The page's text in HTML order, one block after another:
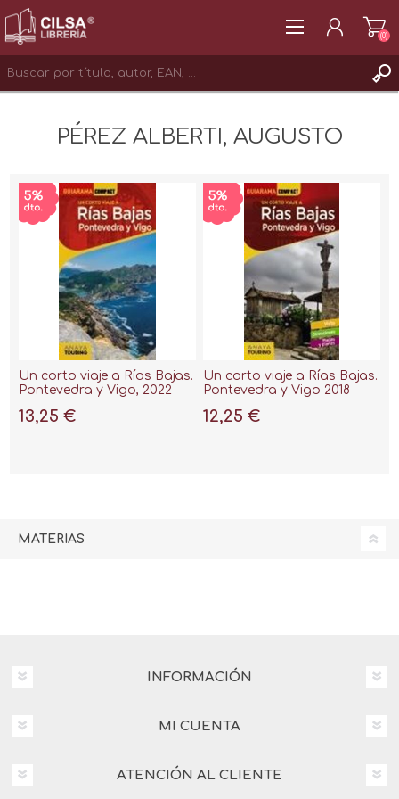
INICIAR SESIÓN
(0)
PÉREZ ALBERTI, AUGUSTO
Un corto viaje a Rías Bajas.
Pontevedra y Vigo, 2022
13,25 €
Un corto viaje a Rías Bajas.
Pontevedra y Vigo 2018
12,25 €
MATERIAS
INFORMACIÓN
MI CUENTA
ATENCIÓN AL CLIENTE